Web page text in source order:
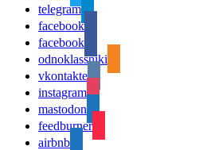
telegram
facebook
facebook
odnoklassniki
vkontakte
instagram
mastodon
feedburner
airbnb